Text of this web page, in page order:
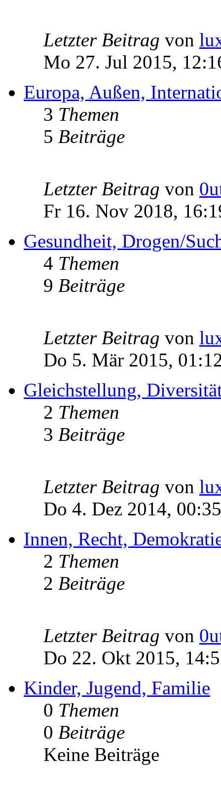
Letzter Beitrag von
Mo 27. Jul 2015,
Europa, Außen,
3 Themen
5 Beiträge
Letzter Beitrag von
Fr 16. Nov 2018,
Gesundheit, Drogen/
4 Themen
9 Beiträge
Letzter Beitrag von
Do 5. Mär 2015,
Gleichstellung,
2 Themen
3 Beiträge
Letzter Beitrag von
Do 4. Dez 2014, 00:35
Innen, Recht,
2 Themen
2 Beiträge
Letzter Beitrag von
Do 22. Okt 2015,
Kinder, Jugend, Familie
0 Themen
0 Beiträge
Keine Beiträge